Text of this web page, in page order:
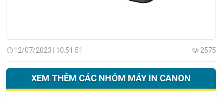
12/07/2023 | 10:51:51 2575
XEM THÊM CÁC NHÓM MÁY IN CANON